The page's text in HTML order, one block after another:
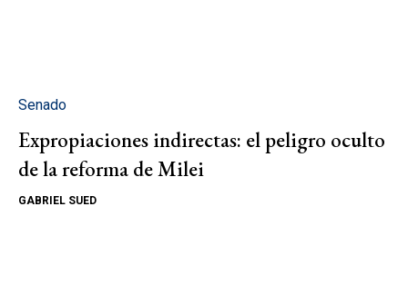
Senado
Expropiaciones indirectas: el peligro oculto
de la reforma de Milei
GABRIEL SUED